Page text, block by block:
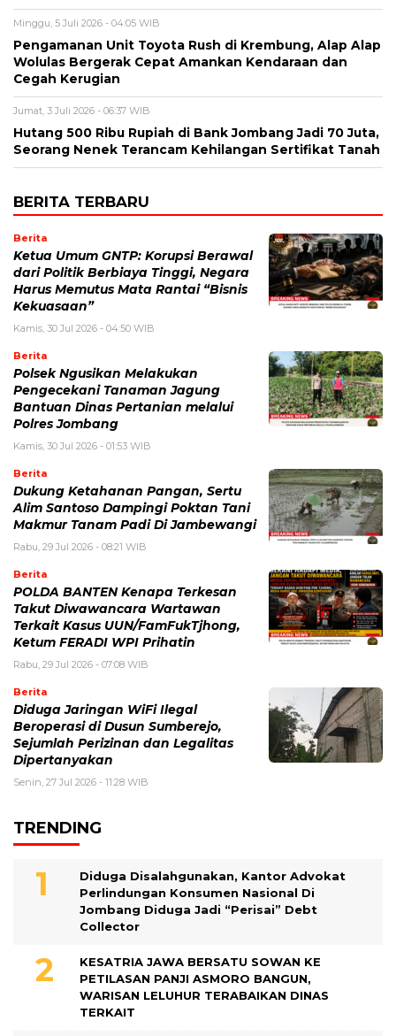
Minggu, 5 Juli 2026 - 04:05 WIB
Pengamanan Unit Toyota Rush di Krembung, Alap Alap
Wolulas Bergerak Cepat Amankan Kendaraan dan
Cegah Kerugian
Jumat, 3 Juli 2026 - 06:37 WIB
Hutang 500 Ribu Rupiah di Bank Jombang Jadi 70 Juta,
Seorang Nenek Terancam Kehilangan Sertifikat Tanah
BERITA TERBARU
Berita
Ketua Umum GNTP: Korupsi Berawal
dari Politik Berbiaya Tinggi, Negara
Harus Memutus Mata Rantai “Bisnis
Kekuasaan”
Kamis, 30 Jul 2026 - 04:50 WIB
Berita
Polsek Ngusikan Melakukan
Pengecekani Tanaman Jagung
Bantuan Dinas Pertanian melalui
Polres Jombang
Kamis, 30 Jul 2026 - 01:53 WIB
Berita
Dukung Ketahanan Pangan, Sertu
Alim Santoso Dampingi Poktan Tani
Makmur Tanam Padi Di Jambewangi
Rabu, 29 Jul 2026 - 08:21 WIB
Berita
POLDA BANTEN Kenapa Terkesan
Takut Diwawancara Wartawan
Terkait Kasus UUN/FamFukTjhong,
Ketum FERADI WPI Prihatin
Rabu, 29 Jul 2026 - 07:08 WIB
Berita
Diduga Jaringan WiFi Ilegal
Beroperasi di Dusun Sumberejo,
Sejumlah Perizinan dan Legalitas
Dipertanyakan
Senin, 27 Jul 2026 - 11:28 WIB
TRENDING
Diduga Disalahgunakan, Kantor Advokat
Perlindungan Konsumen Nasional Di
Jombang Diduga Jadi “Perisai” Debt
Collector
KESATRIA JAWA BERSATU SOWAN KE
PETILASAN PANJI ASMORO BANGUN,
WARISAN LELUHUR TERABAIKAN DINAS
TERKAIT